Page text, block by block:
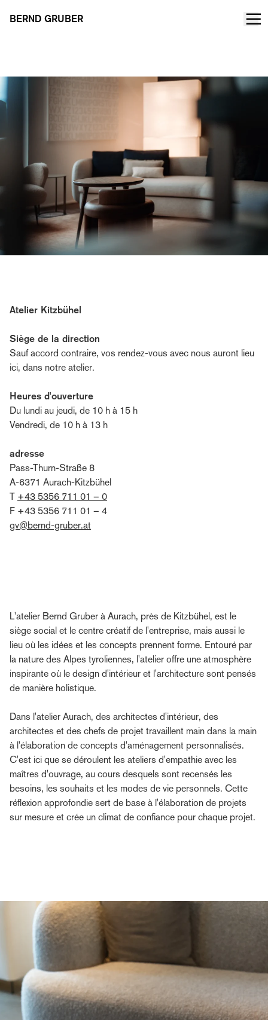
BERND GRUBER
Atelier Kitzbühel
Siège de la direction
Sauf accord contraire, vos rendez-vous avec nous auront lieu
ici, dans notre atelier.
Heures d'ouverture
Du lundi au jeudi, de 10 h à 15 h
Vendredi, de 10 h à 13 h
adresse
Pass-Thurn-Straße 8
A-6371 Aurach-Kitzbühel
T +43 5356 711 01 – 0
F +43 5356 711 01 – 4
gv@bernd-gruber.at
L'atelier Bernd Gruber à Aurach, près de Kitzbühel, est le
siège social et le centre créatif de l'entreprise, mais aussi le
lieu où les idées et les concepts prennent forme. Entouré par
la nature des Alpes tyroliennes, l'atelier offre une atmosphère
inspirante où le design d'intérieur et l'architecture sont pensés
de manière holistique.
Dans l'atelier Aurach, des architectes d'intérieur, des
architectes et des chefs de projet travaillent main dans la main
à l'élaboration de concepts d'aménagement personnalisés.
C'est ici que se déroulent les ateliers d'empathie avec les
maîtres d'ouvrage, au cours desquels sont recensés les
besoins, les souhaits et les modes de vie personnels. Cette
réflexion approfondie sert de base à l'élaboration de projets
sur mesure et crée un climat de confiance pour chaque projet.